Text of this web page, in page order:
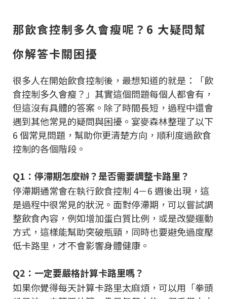
那飲食控制多久會瘦呢？6 大疑問幫
你解答卡關困擾
很多人在開始飲食控制後，最想知道的就是：「飲
食控制多久會瘦？」其實這個問題每個人都會有，
但這沒有具體的答案。除了時間長短，過程中還會
遇到其他常見的疑問與困擾。宴麥森林整理了以下
6 個常見問題，幫助你更清楚方向，順利度過飲食
控制的各個階段。
Q1：停滯期怎麼辦？是否需要調整卡路里？
停滯期通常會在執行飲食控制 4－6 週後出現，這
是過程中很常見的狀況。面對停滯期，可以嘗試調
整飲食內容，例如增加蛋白質比例，或是改變運動
方式，這樣能幫助突破瓶頸，同時也要避免過度壓
低卡路里，才不會影響身體健康。
Q2：一定要嚴格計算卡路里嗎？
如果你覺得每天計算卡路里太麻煩，可以用「拳頭